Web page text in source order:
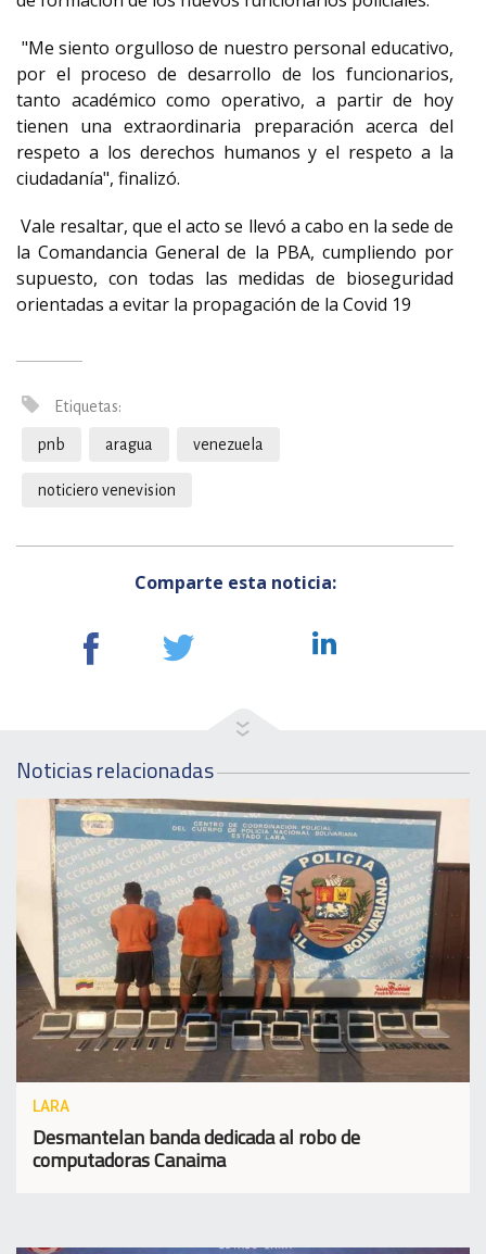
"Me siento orgulloso de nuestro personal educativo,
por el proceso de desarrollo de los funcionarios,
tanto académico como operativo, a partir de hoy
tienen una extraordinaria preparación acerca del
respeto a los derechos humanos y el respeto a la
ciudadanía", finalizó.
Vale resaltar, que el acto se llevó a cabo en la sede de
la Comandancia General de la PBA, cumpliendo por
supuesto, con todas las medidas de bioseguridad
orientadas a evitar la propagación de la Covid 19
Etiquetas:
pnb aragua venezuela
noticiero venevision
Comparte esta noticia:
Noticias relacionadas
LARA
Desmantelan banda dedicada al robo de
computadoras Canaima